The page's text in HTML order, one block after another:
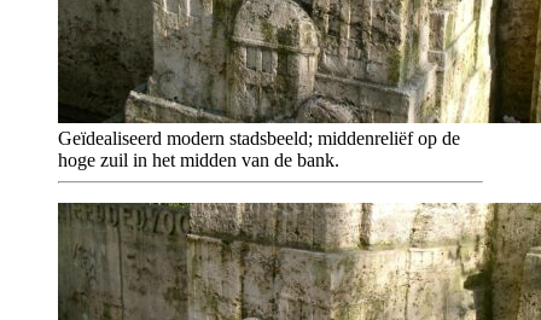
Geïdealiseerd modern stadsbeeld; middenreliëf op de
hoge zuil in het midden van de bank.